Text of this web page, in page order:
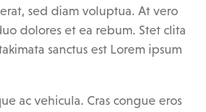
sed diam voluptua. At vero
dolores et ea rebum. Stet clita
sanctus est Lorem ipsum
ac vehicula. Cras congue eros